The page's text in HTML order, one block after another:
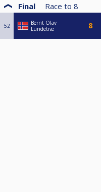
Final Race to 8
52
Bernt Olav
Lundetræ